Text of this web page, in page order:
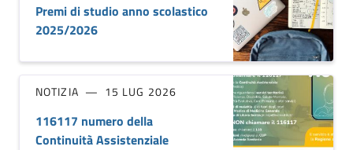
Premi di studio anno scolastico
2025/2026
NOTIZIA 15 LUG 2026
116117 numero della
Continuità Assistenziale